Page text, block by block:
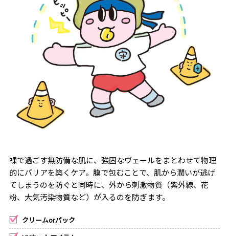
裸で過ごす無防備な肌に、強固なヴェールをまとわせて物理
的にバリアを築くケア。膜で包むことで、肌から潤いが逃げ
てしまうのを防ぐと同時に、外から刺激物質（紫外線、花
粉、大気汚染物質など）が入るのを防ぎます。
クリームorパック